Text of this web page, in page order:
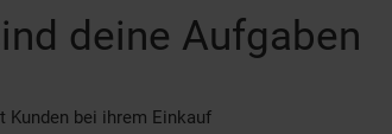
deine Aufgaben
Kunden bei ihrem Einkauf